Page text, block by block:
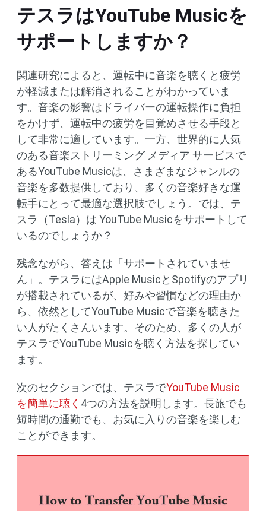
テスラはYouTube Musicを
サポートしますか？
関連研究によると、運転中に音楽を聴くと疲労
が軽減または解消されることがわかっていま
す。音楽の影響はドライバーの運転操作に負担
をかけず、運転中の疲労を目覚めさせる手段と
して非常に適しています。一方、世界的に人気
のある音楽ストリーミング メディア サービスで
あるYouTube Musicは、さまざまなジャンルの
音楽を多数提供しており、多くの音楽好きな運
転手にとって最適な選択肢でしょう。では、テ
スラ（Tesla）は YouTube Musicをサポートして
いるのでしょうか？
残念ながら、答えは「サポートされていませ
ん」。テスラにはApple MusicとSpotifyのアプリ
が搭載されているが、好みや習慣などの理由か
ら、依然としてYouTube Musicで音楽を聴きた
い人がたくさんいます。そのため、多くの人が
テスラでYouTube Musicを聴く方法を探してい
ます。
次のセクションでは、テスラでYouTube Music
を簡単に聴く 4つの方法を説明します。長旅でも
短時間の通勤でも、お気に入りの音楽を楽しむ
ことができます。